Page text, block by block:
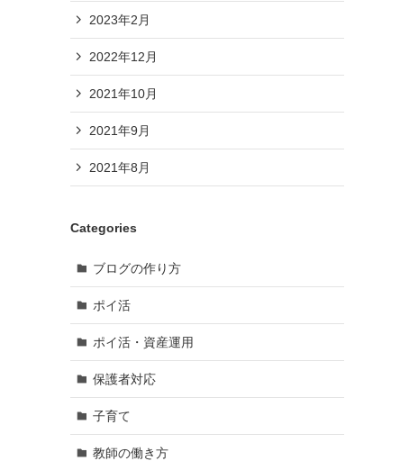
2023年2月
2022年12月
2021年10月
2021年9月
2021年8月
Categories
ブログの作り方
ポイ活
ポイ活・資産運用
保護者対応
子育て
教師の働き方